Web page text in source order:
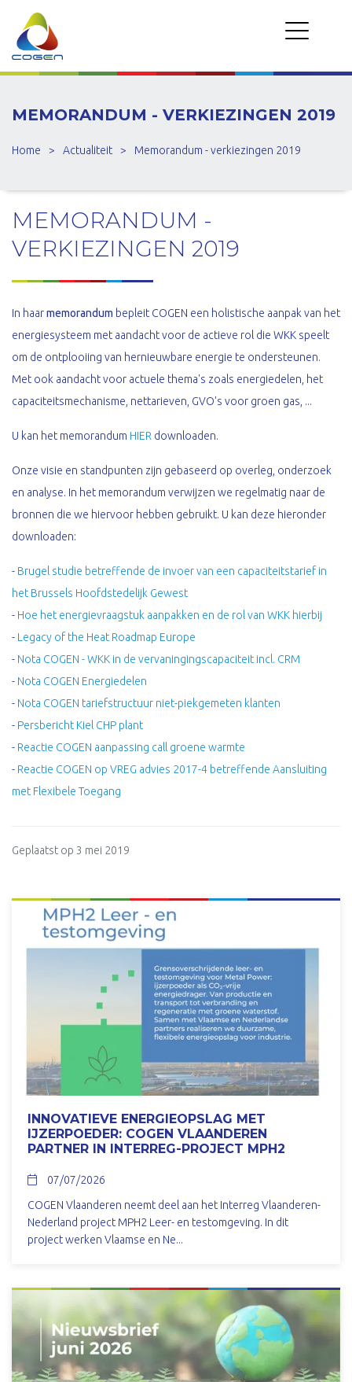
MEMORANDUM - VERKIEZINGEN 2019
Home > Actualiteit > Memorandum - verkiezingen 2019
MEMORANDUM -
VERKIEZINGEN 2019
In haarmemorandum bepleit COGEN een holistische aanpak van het
energiesysteem met aandacht voor de actieve rol die WKK speelt
om de ontplooiing van hernieuwbare energie te ondersteunen.
Met ook aandacht voor actuele thema's zoals energiedelen, het
capaciteitsmechanisme, nettarieven, GVO's voor groen gas, ...
U kan het memorandum HIER downloaden.
Onze visie en standpunten zijn gebaseerd op overleg, onderzoek
en analyse. In het memorandum verwijzen we regelmatig naar de
bronnen die we hiervoor hebben gebruikt. U kan deze hieronder
downloaden:
- Brugel studie betreffende de invoer van een capaciteitstarief in
het Brussels Hoofdstedelijk Gewest
- Hoe het energievraagstuk aanpakken en de rol van WKK hierbij
- Legacy of the Heat Roadmap Europe
- Nota COGEN - WKK in de vervaningingscapaciteit incl. CRM
- Nota COGEN Energiedelen
- Nota COGEN tariefstructuur niet-piekgemeten klanten
- Persbericht Kiel CHP plant
- Reactie COGEN aanpassing call groene warmte
- Reactie COGEN op VREG advies 2017-4 betreffende Aansluiting
met Flexibele Toegang
Geplaatst op 3 mei 2019
INNOVATIEVE ENERGIEOPSLAG MET
IJZERPOEDER: COGEN VLAANDEREN
PARTNER IN INTERREG-PROJECT MPH2
07/07/2026
COGEN Vlaanderen neemt deel aan het Interreg Vlaanderen-
Nederland project MPH2 Leer- en testomgeving. In dit
project werken Vlaamse en Ne...